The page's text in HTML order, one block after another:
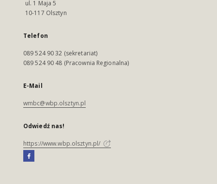
ul. 1 Maja 5
10-117 Olsztyn
Telefon
089 524 90 32 (sekretariat)
089 524 90 48 (Pracownia Regionalna)
E-Mail
wmbc@wbp.olsztyn.pl
Odwiedź nas!
https://www.wbp.olsztyn.pl/